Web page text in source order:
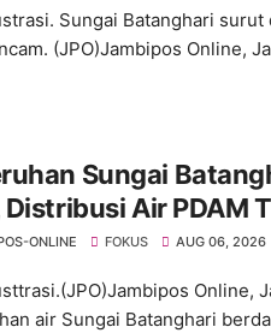
Sungai Batanghari
(JPO)Jambipos Online,
Sungai
Distribusi Air PDAM
Wilayah
ONLINE FOKUS AUG 06, 2026
Online,
air Sungai Batanghari